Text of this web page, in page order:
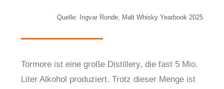
Quelle: Ingvar Ronde, Malt Whisky Yearbook 2025
Tormore ist eine große Distillery, die fast 5 Mio.
Liter Alkohol produziert. Trotz dieser Menge ist